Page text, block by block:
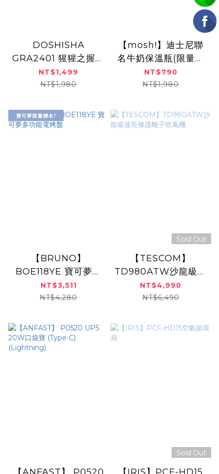
DOSHISHA
GRA2401 猩猩之握腳
底按摩器(三色)
NT$1,499
NT$1,980
【mosh!】迪士尼聯
名牛奶保溫瓶(限量限
定版) MB350
NT$790
NT$1,980
寶可夢限量聯名!
【BRUNO】
BOE118YE 寶可夢多
功能電烤盤
NT$3,511
NT$4,280
Sold Out
【TESCOM】
TD980ATW沙龍級速
乾修護離子吹風機
NT$4,990
NT$6,490
Sold Out